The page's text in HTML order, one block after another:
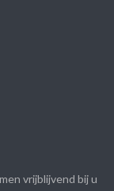
vrijblijvend bij u